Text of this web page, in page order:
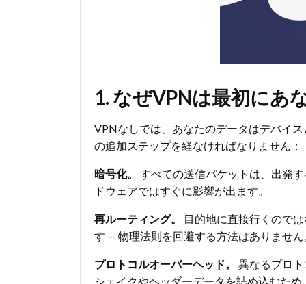
1. なぜVPNは最初にあ
VPNなしでは、あなたのデータはデバイ
の追加ステップを経なければなりません：
暗号化。
すべての送信パケットは、出発
ドウェアではすぐに影響が出ます。
再ルーティング。
目的地に直接行くので
す — 物理法則を回避する方法はありませ
プロトコルオーバーヘッド。
異なるプロ
シェイクやヘッダーデータを詰め込むた